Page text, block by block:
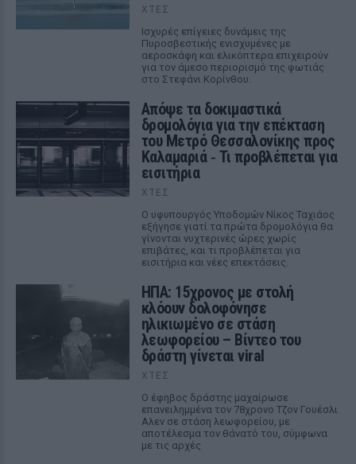
ΧΤΕΣ
Ισχυρές επίγειες δυνάμεις της
Πυροσβεστικής ενισχυμένες με
αεροσκάφη και ελικόπτερα επιχειρούν
για τον άμεσο περιορισμό της φωτιάς
στο Στεφάνι Κορίνθου.
Απόψε τα δοκιμαστικά
δρομολόγια για την επέκταση
του Μετρό Θεσσαλονίκης προς
Καλαμαριά ‑ Τι προβλέπεται για
εισιτήρια
ΧΤΕΣ
Ο υφυπουργός Υποδομών Νίκος Ταχιάος
εξήγησε γιατί τα πρώτα δρομολόγια θα
γίνονται νυχτερινές ώρες χωρίς
επιβάτες, και τι προβλέπεται για
εισιτήρια και νέες επεκτάσεις.
ΗΠΑ: 15χρονος με στολή
κλόουν δολοφόνησε
ηλικιωμένο σε στάση
λεωφορείου – Βίντεο του
δράστη γίνεται viral
ΧΤΕΣ
Ο έφηβος δράστης μαχαίρωσε
επανειλημμένα τον 78χρονο Τζον Γουέσλι
Αλεν σε στάση λεωφορείου, με
αποτέλεσμα τον θάνατό του, σύμφωνα
με τις αρχές